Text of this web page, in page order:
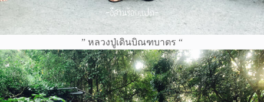
” หลวงปู่เดินบิณฑบาตร “